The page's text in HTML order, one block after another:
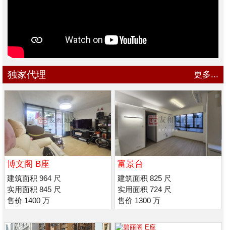
独家代理 更多...
博文阁 B座
建筑面积 964 尺
实用面积 845 尺
售价 1400 万
富景台
建筑面积 825 尺
实用面积 724 尺
售价 1300 万